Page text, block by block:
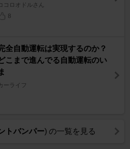
コロオドルさん
8
全自動運転は実現するのか？
こまで進んでる自動運転のい
ーライフ
トバンパー) の一覧を見る